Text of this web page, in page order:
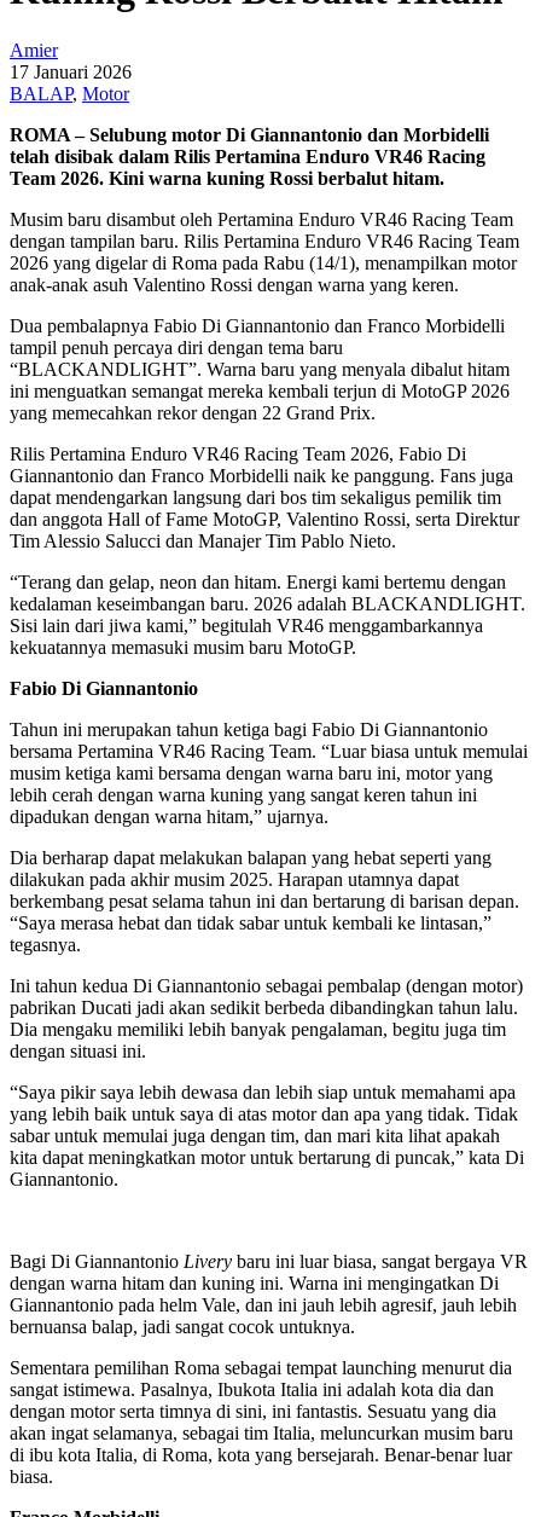
Amier
17 Januari 2026
BALAP, Motor
ROMA – Selubung motor Di Giannantonio dan Morbidelli
telah disibak dalam Rilis Pertamina Enduro VR46 Racing
Team 2026. Kini warna kuning Rossi berbalut hitam.
Musim baru disambut oleh Pertamina Enduro VR46 Racing Team
dengan tampilan baru. Rilis Pertamina Enduro VR46 Racing Team
2026 yang digelar di Roma pada Rabu (14/1), menampilkan motor
anak-anak asuh Valentino Rossi dengan warna yang keren.
Dua pembalapnya Fabio Di Giannantonio dan Franco Morbidelli
tampil penuh percaya diri dengan tema baru
“BLACKANDLIGHT”. Warna baru yang menyala dibalut hitam
ini menguatkan semangat mereka kembali terjun di MotoGP 2026
yang memecahkan rekor dengan 22 Grand Prix.
Rilis Pertamina Enduro VR46 Racing Team 2026, Fabio Di
Giannantonio dan Franco Morbidelli naik ke panggung. Fans juga
dapat mendengarkan langsung dari bos tim sekaligus pemilik tim
dan anggota Hall of Fame MotoGP, Valentino Rossi, serta Direktur
Tim Alessio Salucci dan Manajer Tim Pablo Nieto.
“Terang dan gelap, neon dan hitam. Energi kami bertemu dengan
kedalaman keseimbangan baru. 2026 adalah BLACKANDLIGHT.
Sisi lain dari jiwa kami,” begitulah VR46 menggambarkannya
kekuatannya memasuki musim baru MotoGP.
Fabio Di Giannantonio
Tahun ini merupakan tahun ketiga bagi Fabio Di Giannantonio
bersama Pertamina VR46 Racing Team. “Luar biasa untuk memulai
musim ketiga kami bersama dengan warna baru ini, motor yang
lebih cerah dengan warna kuning yang sangat keren tahun ini
dipadukan dengan warna hitam,” ujarnya.
Dia berharap dapat melakukan balapan yang hebat seperti yang
dilakukan pada akhir musim 2025. Harapan utamnya dapat
berkembang pesat selama tahun ini dan bertarung di barisan depan.
“Saya merasa hebat dan tidak sabar untuk kembali ke lintasan,”
tegasnya.
Ini tahun kedua Di Giannantonio sebagai pembalap (dengan motor)
pabrikan Ducati jadi akan sedikit berbeda dibandingkan tahun lalu.
Dia mengaku memiliki lebih banyak pengalaman, begitu juga tim
dengan situasi ini.
“Saya pikir saya lebih dewasa dan lebih siap untuk memahami apa
yang lebih baik untuk saya di atas motor dan apa yang tidak. Tidak
sabar untuk memulai juga dengan tim, dan mari kita lihat apakah
kita dapat meningkatkan motor untuk bertarung di puncak,” kata Di
Giannantonio.
Bagi Di Giannantonio Livery baru ini luar biasa, sangat bergaya VR
dengan warna hitam dan kuning ini. Warna ini mengingatkan Di
Giannantonio pada helm Vale, dan ini jauh lebih agresif, jauh lebih
bernuansa balap, jadi sangat cocok untuknya.
Sementara pemilihan Roma sebagai tempat launching menurut dia
sangat istimewa. Pasalnya, Ibukota Italia ini adalah kota dia dan
dengan motor serta timnya di sini, ini fantastis. Sesuatu yang dia
akan ingat selamanya, sebagai tim Italia, meluncurkan musim baru
di ibu kota Italia, di Roma, kota yang bersejarah. Benar-benar luar
biasa.